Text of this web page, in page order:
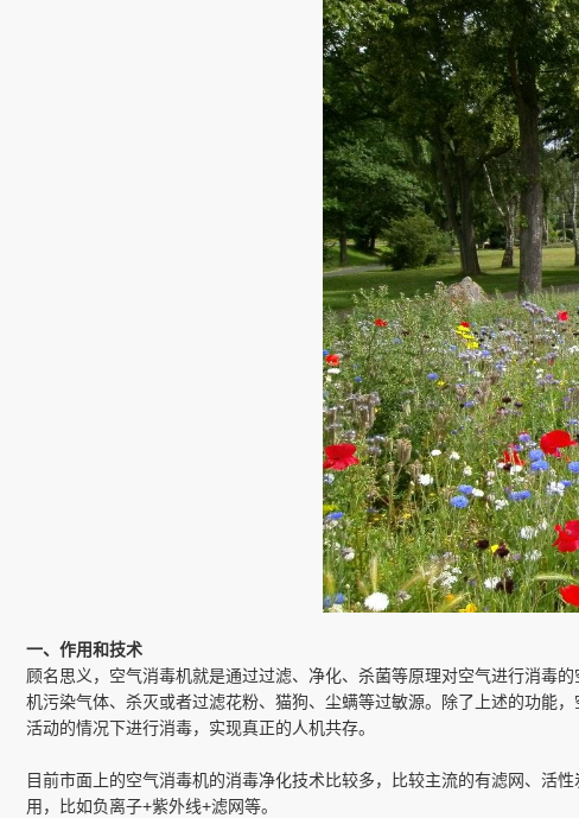
一、作用和技术
顾名思义，空气消毒机就是通过过滤、净化、杀菌等原理对空气进行消毒
机污染气体、杀灭或者过滤花粉、猫狗、尘螨等过敏源。除了上述的功能
活动的情况下进行消毒，实现真正的人机共存。
目前市面上的空气消毒机的消毒净化技术比较多，比较主流的有滤网、活
用，比如负离子+紫外线+滤网等。